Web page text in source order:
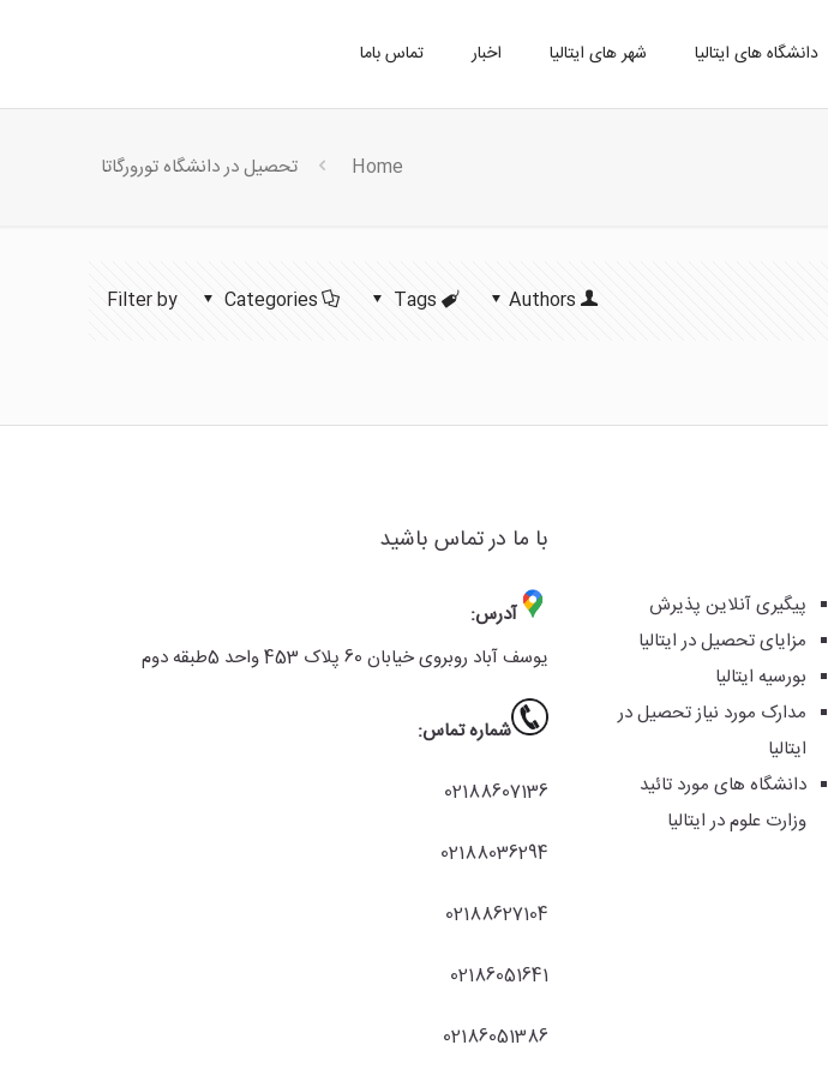
دانشگاه های ایتالیا شهر های ایتالیا اخبار تماس باما
Home تحصیل در دانشگاه تورورگاتا
Filter by Categories Tags Authors
پیگیری آنلاین پذیرش
مزایای تحصیل در ایتالیا
بورسیه ایتالیا
مدارک مورد نیاز تحصیل در
ایتالیا
دانشگاه های مورد تائید
وزارت علوم در ایتالیا
با ما در تماس باشید
آدرس:
یوسف آباد روبروی خیابان 60 پلاک 453 واحد 5طبقه دوم
شماره تماس:
02188607136
02188036294
02188627104
02186051641
02186051386